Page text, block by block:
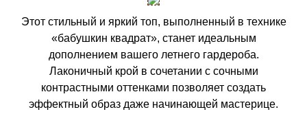
Этот стильный и яркий топ, выполненный в технике
«бабушкин квадрат», станет идеальным
дополнением вашего летнего гардероба.
Лаконичный крой в сочетании с сочными
контрастными оттенками позволяет создать
эффектный образ даже начинающей мастерице.